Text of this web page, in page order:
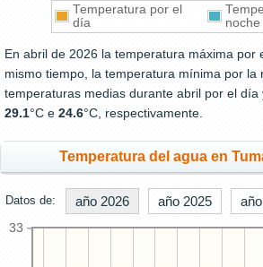
Temperatura por el
día
noche
En abril de 2026 la temperatura máxima por
mismo tiempo, la temperatura mínima por la
temperaturas medias durante abril por el día
29.1°C e 24.6°C, respectivamente.
Temperatura del agua en
Datos de: año 2026 año 2025
33